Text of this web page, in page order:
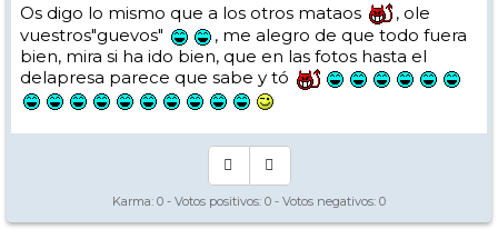
Os digo lo mismo que a los otros mataos
, ole
vuestros"guevos"
, me alegro de que todo fuera
bien, mira si ha ido bien, que en las fotos hasta el
delapresa parece que sabe y tó
Karma: 0 - Votos positivos: 0 - Votos negativos: 0